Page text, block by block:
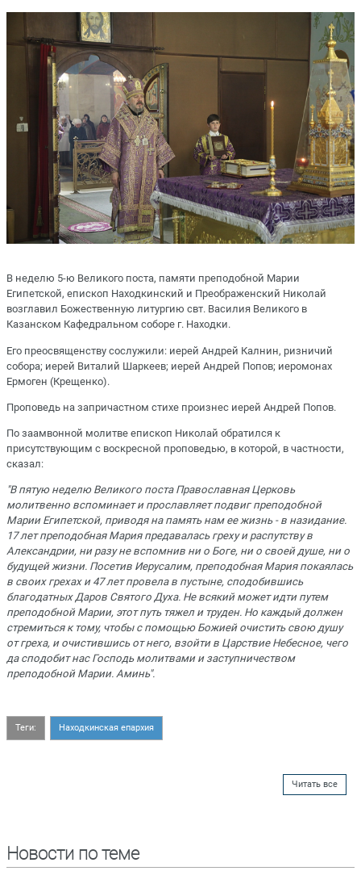
В неделю 5-ю Великого поста, памяти преподобной Марии
Египетской, епископ Находкинский и Преображенский Николай
возглавил Божественную литургию свт. Василия Великого в
Казанском Кафедральном соборе г. Находки.
Его преосвященству сослужили: иерей Андрей Калнин, ризничий
собора; иерей Виталий Шаркеев; иерей Андрей Попов; иеромонах
Ермоген (Крещенко).
Проповедь на запричастном стихе произнес иерей Андрей Попов.
По заамвонной молитве епископ Николай обратился к
присутствующим с воскресной проповедью, в которой, в частности,
сказал:
"В пятую неделю Великого поста Православная Церковь
молитвенно вспоминает и прославляет подвиг преподобной
Марии Египетской, приводя на память нам ее жизнь - в назидание.
17 лет преподобная Мария предавалась греху и распутству в
Александрии, ни разу не вспомнив ни о Боге, ни о своей душе, ни о
будущей жизни. Посетив Иерусалим, преподобная Мария покаялась
в своих грехах и 47 лет провела в пустыне, сподобившись
благодатных Даров Святого Духа. Не всякий может идти путем
преподобной Марии, этот путь тяжел и труден. Но каждый должен
стремиться к тому, чтобы с помощью Божией очистить свою душу
от греха, и очистившись от него, взойти в Царствие Небесное, чего
да сподобит нас Господь молитвами и заступничеством
преподобной Марии. Аминь".
Теги: Находкинская епархия
Читать все
Новости по теме